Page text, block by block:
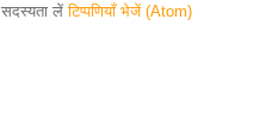
सदस्यता लेंटिप्पणियाँ भेजें (Atom)